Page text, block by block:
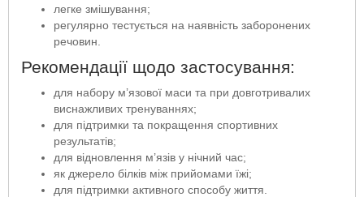
легке змішування;
регулярно тестується на наявність заборонених
речовин.
Рекомендації щодо застосування:
для набору м’язової маси та при довготривалих
виснажливих тренуваннях;
для підтримки та покращення спортивних
результатів;
для відновлення м’язів у нічний час;
як джерело білків між прийомами їжі;
для підтримки активного способу життя.